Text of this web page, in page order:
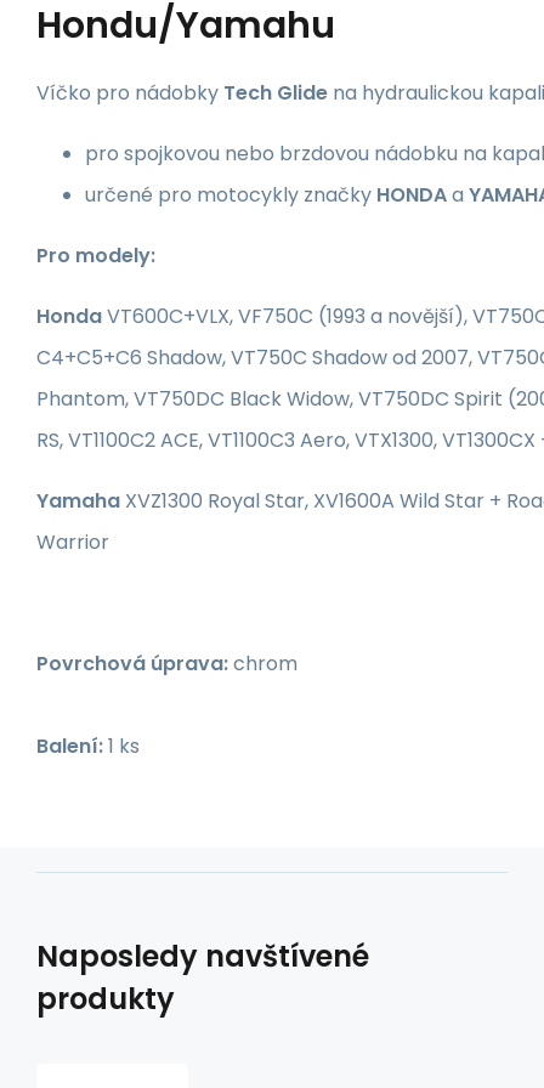
Hondu/Yamahu
Víčko pro nádobky Tech Glide na hydraulickou
pro spojkovou nebo brzdovou nádobku na
určené pro motocykly značky HONDAa
Pro modely:
HondaVT600C+VLX, VF750C (1993 a novější),
C4+C5+C6 Shadow, VT750C Shadow od 2007,
Phantom, VT750DC Black Widow, VT750DC Spirit
RS, VT1100C2 ACE, VT1100C3 Aero, VTX1300,
Yamaha XVZ1300 Royal Star, XV1600A Wild Star +
Warrior
Povrchová úprava:chrom
Balení:1 ks
Naposledy navštívené
produkty